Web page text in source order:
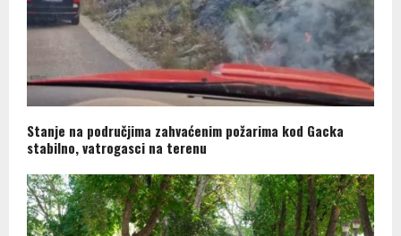
Stanje na područjima zahvaćenim požarima kod Gacka
stabilno, vatrogasci na terenu